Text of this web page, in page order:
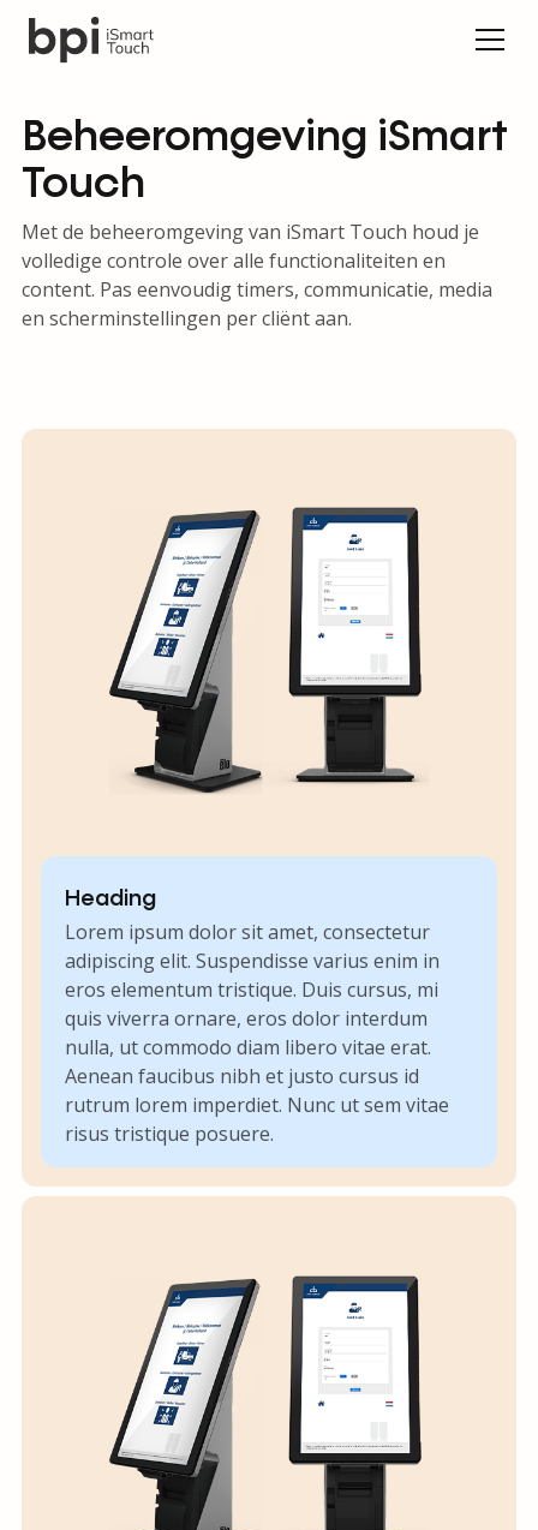
Beheeromgeving iSmart
Touch
Met de beheeromgeving van iSmart Touch houd je
volledige controle over alle functionaliteiten en
content. Pas eenvoudig timers, communicatie, media
en scherminstellingen per cliënt aan.
Heading
Lorem ipsum dolor sit amet, consectetur
adipiscing elit. Suspendisse varius enim in
eros elementum tristique. Duis cursus, mi
quis viverra ornare, eros dolor interdum
nulla, ut commodo diam libero vitae erat.
Aenean faucibus nibh et justo cursus id
rutrum lorem imperdiet. Nunc ut sem vitae
risus tristique posuere.